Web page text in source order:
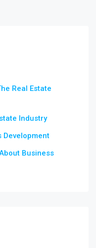
Real Estate
Industry
Development
Business